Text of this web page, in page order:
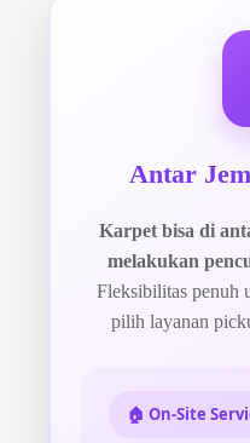
Antar
Karpet bisa di
melakukan
Fleksibilitas penuh
pilih layanan
🏠 On-Site